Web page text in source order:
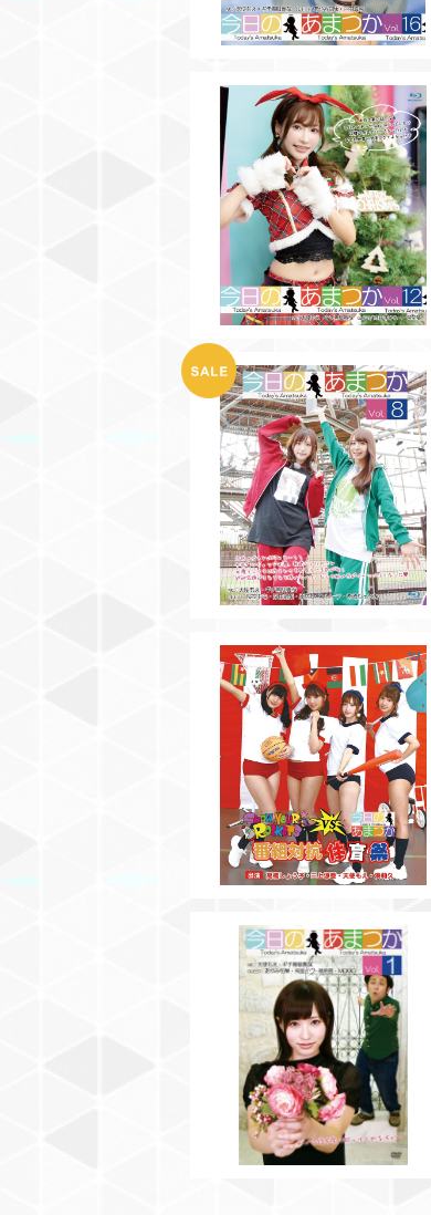
【BD】今日のあまつかVol.12
¥3,500
【BD】今日のあまつかVol.8
¥2,000
【BD】SHOW YOUR ROCKET
S V.S 今日のあまつか 番組対抗
体育祭
¥3,000
SOLD OUT
【DVD】今日のあまつかVol.1
¥3,000
SOLD OUT